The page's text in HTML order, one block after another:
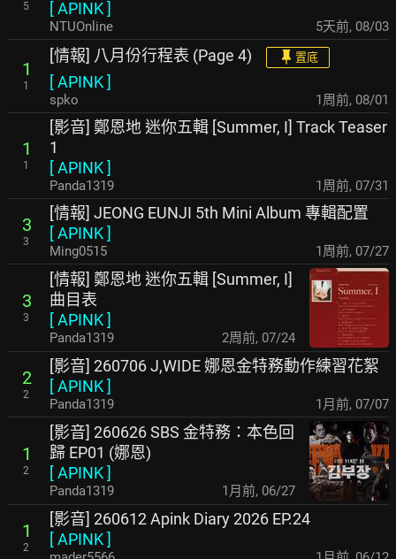
5
[APINK]
NTUOnline 5天前, 08/03
1
1
[情報] 八月份行程表 (Page 4) 置底
[APINK]
spko 1周前, 08/01
1
1
[影音] 鄭恩地 迷你五輯 [Summer, I] Track Teaser
1
[APINK]
Panda1319 1周前, 07/31
3
3
[情報] JEONG EUNJI 5th Mini Album 專輯配置
[APINK]
Ming0515 1周前, 07/27
3
3
[情報] 鄭恩地 迷你五輯 [Summer, I]
曲目表
[APINK]
Panda1319 2周前, 07/24
2
2
[影音] 260706 J,WIDE 娜恩金特務動作練習花絮
[APINK]
Panda1319 1月前, 07/07
1
2
[影音] 260626 SBS 金特務：本色回
歸 EP01 (娜恩)
[APINK]
Panda1319 1月前, 06/27
1
2
[影音] 260612 Apink Diary 2026 EP.24
[APINK]